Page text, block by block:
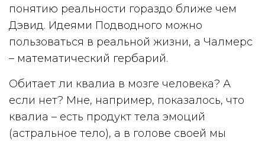
понятию реальности гораздо ближе чем
Дэвид. Идеями Подводного можно
пользоваться в реальной жизни, а Чалмерс
– математический гербарий.
Обитает ли квалиа в мозге человека? А
если нет? Мне, например, показалось, что
квалиа – есть продукт тела эмоций
(астральное тело), а в голове своей мы